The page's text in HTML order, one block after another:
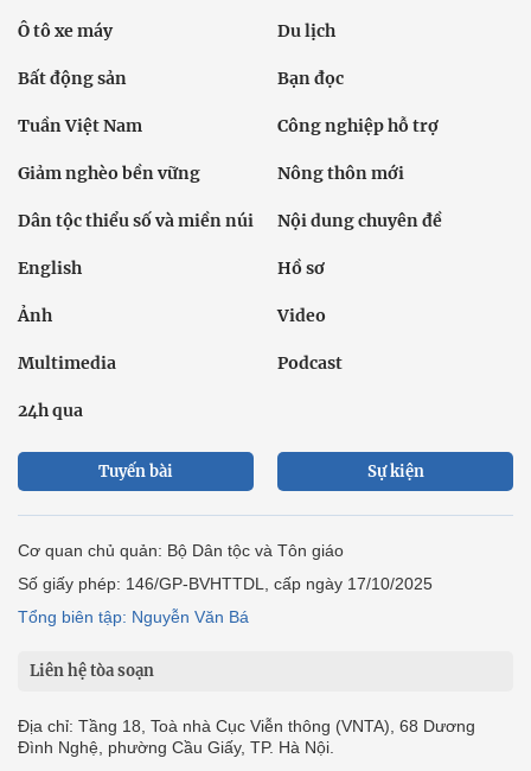
Ô tô xe máy Du lịch
Bất động sản Bạn đọc
Tuần Việt Nam Công nghiệp hỗ trợ
Giảm nghèo bền vững Nông thôn mới
Dân tộc thiểu số và miền núi Nội dung chuyên đề
English Hồ sơ
Ảnh Video
Multimedia Podcast
24h qua
Tuyến bài Sự kiện
Cơ quan chủ quản: Bộ Dân tộc và Tôn giáo
Số giấy phép: 146/GP-BVHTTDL, cấp ngày 17/10/2025
Tổng biên tập: Nguyễn Văn Bá
Liên hệ tòa soạn
Địa chỉ: Tầng 18, Toà nhà Cục Viễn thông (VNTA), 68 Dương
Đình Nghệ, phường Cầu Giấy, TP. Hà Nội.